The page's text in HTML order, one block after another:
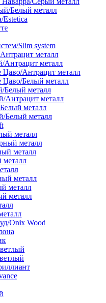
Белый металл
Estetica
Slim system
металл
Антрацит металл
Антрацит металл
Цаво/Белый металл
Белый металл
Антрацит металл
металл
Белый металл
металл
металл
металл
металл
металл
металл
Onix Wood